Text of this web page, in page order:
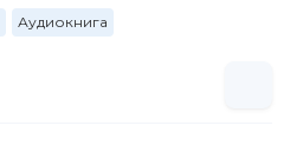
Аудиокнига